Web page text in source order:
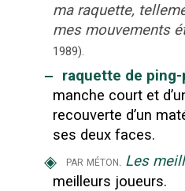
ma raquette,
mes mouvements
1989).
‒ raquette de ping-
manche court et
recouverte d’un
ses deux faces.
◈ par méton. Les
meilleurs joueurs.